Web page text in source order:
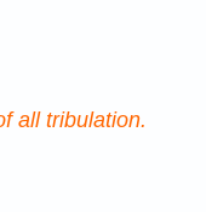
all tribulation.